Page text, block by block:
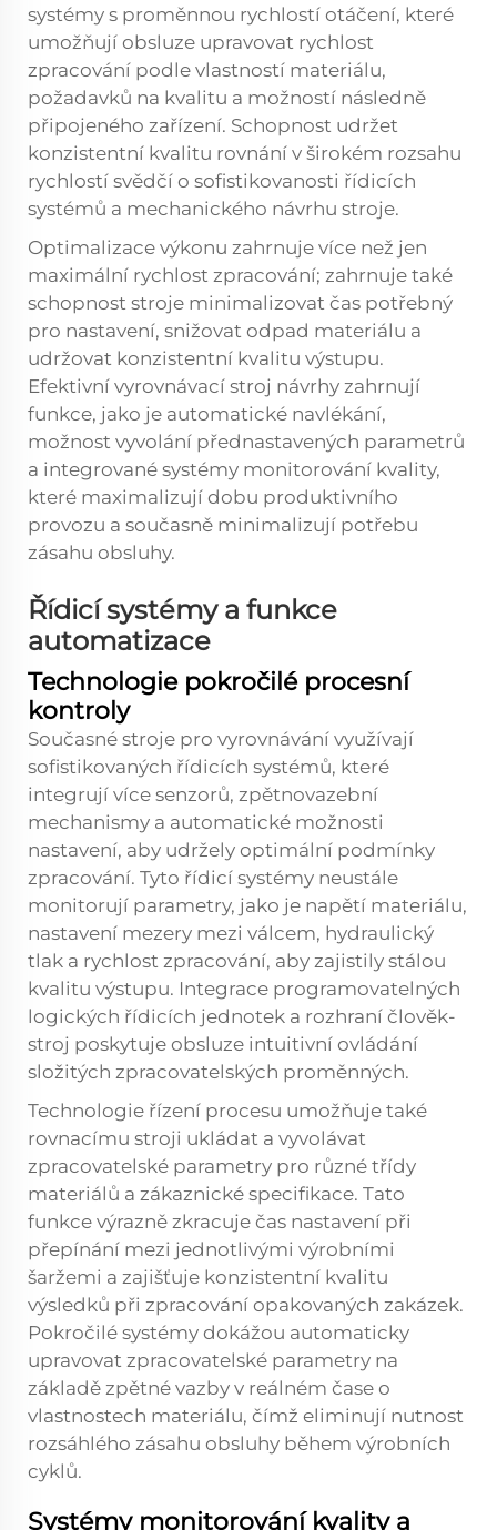
systémy s proměnnou rychlostí otáčení, které
umožňují obsluze upravovat rychlost
zpracování podle vlastností materiálu,
požadavků na kvalitu a možností následně
připojeného zařízení. Schopnost udržet
konzistentní kvalitu rovnání v širokém rozsahu
rychlostí svědčí o sofistikovanosti řídicích
systémů a mechanického návrhu stroje.
Optimalizace výkonu zahrnuje více než jen
maximální rychlost zpracování; zahrnuje také
schopnost stroje minimalizovat čas potřebný
pro nastavení, snižovat odpad materiálu a
udržovat konzistentní kvalitu výstupu.
Efektivní vyrovnávací stroj návrhy zahrnují
funkce, jako je automatické navlékání,
možnost vyvolání přednastavených parametrů
a integrované systémy monitorování kvality,
které maximalizují dobu produktivního
provozu a současně minimalizují potřebu
zásahu obsluhy.
Řídicí systémy a funkce
automatizace
Technologie pokročilé procesní
kontroly
Současné stroje pro vyrovnávání využívají
sofistikovaných řídicích systémů, které
integrují více senzorů, zpětnovazební
mechanismy a automatické možnosti
nastavení, aby udržely optimální podmínky
zpracování. Tyto řídicí systémy neustále
monitorují parametry, jako je napětí materiálu,
nastavení mezery mezi válcem, hydraulický
tlak a rychlost zpracování, aby zajistily stálou
kvalitu výstupu. Integrace programovatelných
logických řídicích jednotek a rozhraní člověk-
stroj poskytuje obsluze intuitivní ovládání
složitých zpracovatelských proměnných.
Technologie řízení procesu umožňuje také
rovnacímu stroji ukládat a vyvolávat
zpracovatelské parametry pro různé třídy
materiálů a zákaznické specifikace. Tato
funkce výrazně zkracuje čas nastavení při
přepínání mezi jednotlivými výrobními
šaržemi a zajišťuje konzistentní kvalitu
výsledků při zpracování opakovaných zakázek.
Pokročilé systémy dokážou automaticky
upravovat zpracovatelské parametry na
základě zpětné vazby v reálném čase o
vlastnostech materiálu, čímž eliminují nutnost
rozsáhlého zásahu obsluhy během výrobních
cyklů.
Systémy monitorování kvality a